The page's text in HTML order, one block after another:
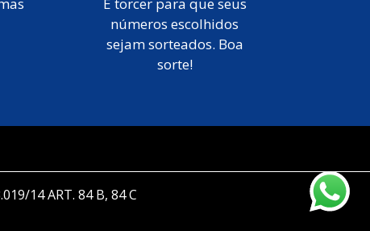
números escolhidos
sejam sorteados. Boa
sorte!
14 ART. 84 B, 84 C